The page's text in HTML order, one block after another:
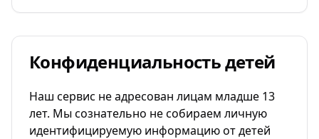
Конфиденциальность детей
Наш сервис не адресован лицам младше 13
лет. Мы сознательно не собираем личную
идентифицируемую информацию от детей